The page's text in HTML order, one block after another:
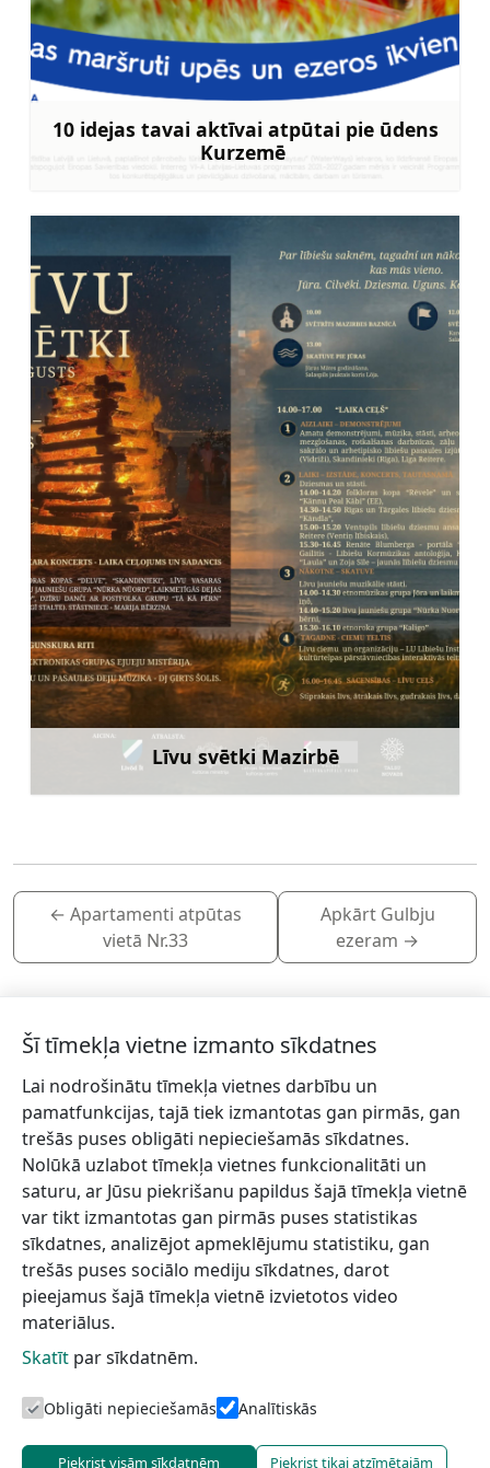
10 idejas tavai aktīvai atpūtai pie ūdens
Kurzemē
Līvu svētki Mazirbē
Uzzināt vairāk
← Apartamenti atpūtas
vietā Nr.33
Apkārt Gulbju
ezeram →
Piesakies jaunumiem!
Pieraksties jaunumiem e-pastā un nepalaid garām
jaunākās aktualitātes.
Vēlos saņemt jaunumus uz norādīto e-pasta adresi.
Informācijai
Šī tīmekļa vietne izmanto sīkdatnes
Lai nodrošinātu tīmekļa vietnes darbību un
pamatfunkcijas, tajā tiek izmantotas gan pirmās, gan
trešās puses obligāti nepieciešamās sīkdatnes.
Nolūkā uzlabot tīmekļa vietnes funkcionalitāti un
saturu, ar Jūsu piekrišanu papildus šajā tīmekļa vietnē
var tikt izmantotas gan pirmās puses statistikas
sīkdatnes, analizējot apmeklējumu statistiku, gan
trešās puses sociālo mediju sīkdatnes, darot
pieejamus šajā tīmekļa vietnē izvietotos video
materiālus.
Skatīt par sīkdatnēm.
Obligāti nepieciešamās Analītiskās
Piekrist visām sīkdatnēm Piekrist tikai atzīmētajām